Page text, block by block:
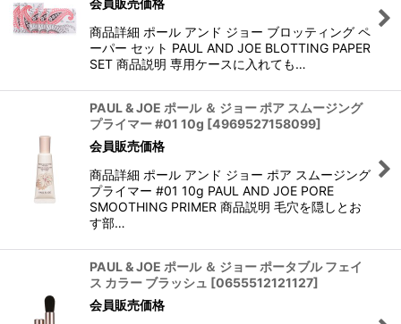
商品詳細 ポール アンド ジョー ブロッティング ペ
ーパー セット PAUL AND JOE BLOTTING PAPER
SET 商品説明 専用ケースに入れても…
PAUL & JOE ポール ＆ ジョー ポア スムージング
プライマー #01 10g [4969527158099]
会員販売価格
商品詳細 ポール アンド ジョー ポア スムージング
プライマー #01 10g PAUL AND JOE PORE
SMOOTHING PRIMER 商品説明 毛穴を隠しとお
す部…
PAUL & JOE ポール ＆ ジョー ポータブル フェイ
ス カラー ブラッシュ [0655512121127]
会員販売価格